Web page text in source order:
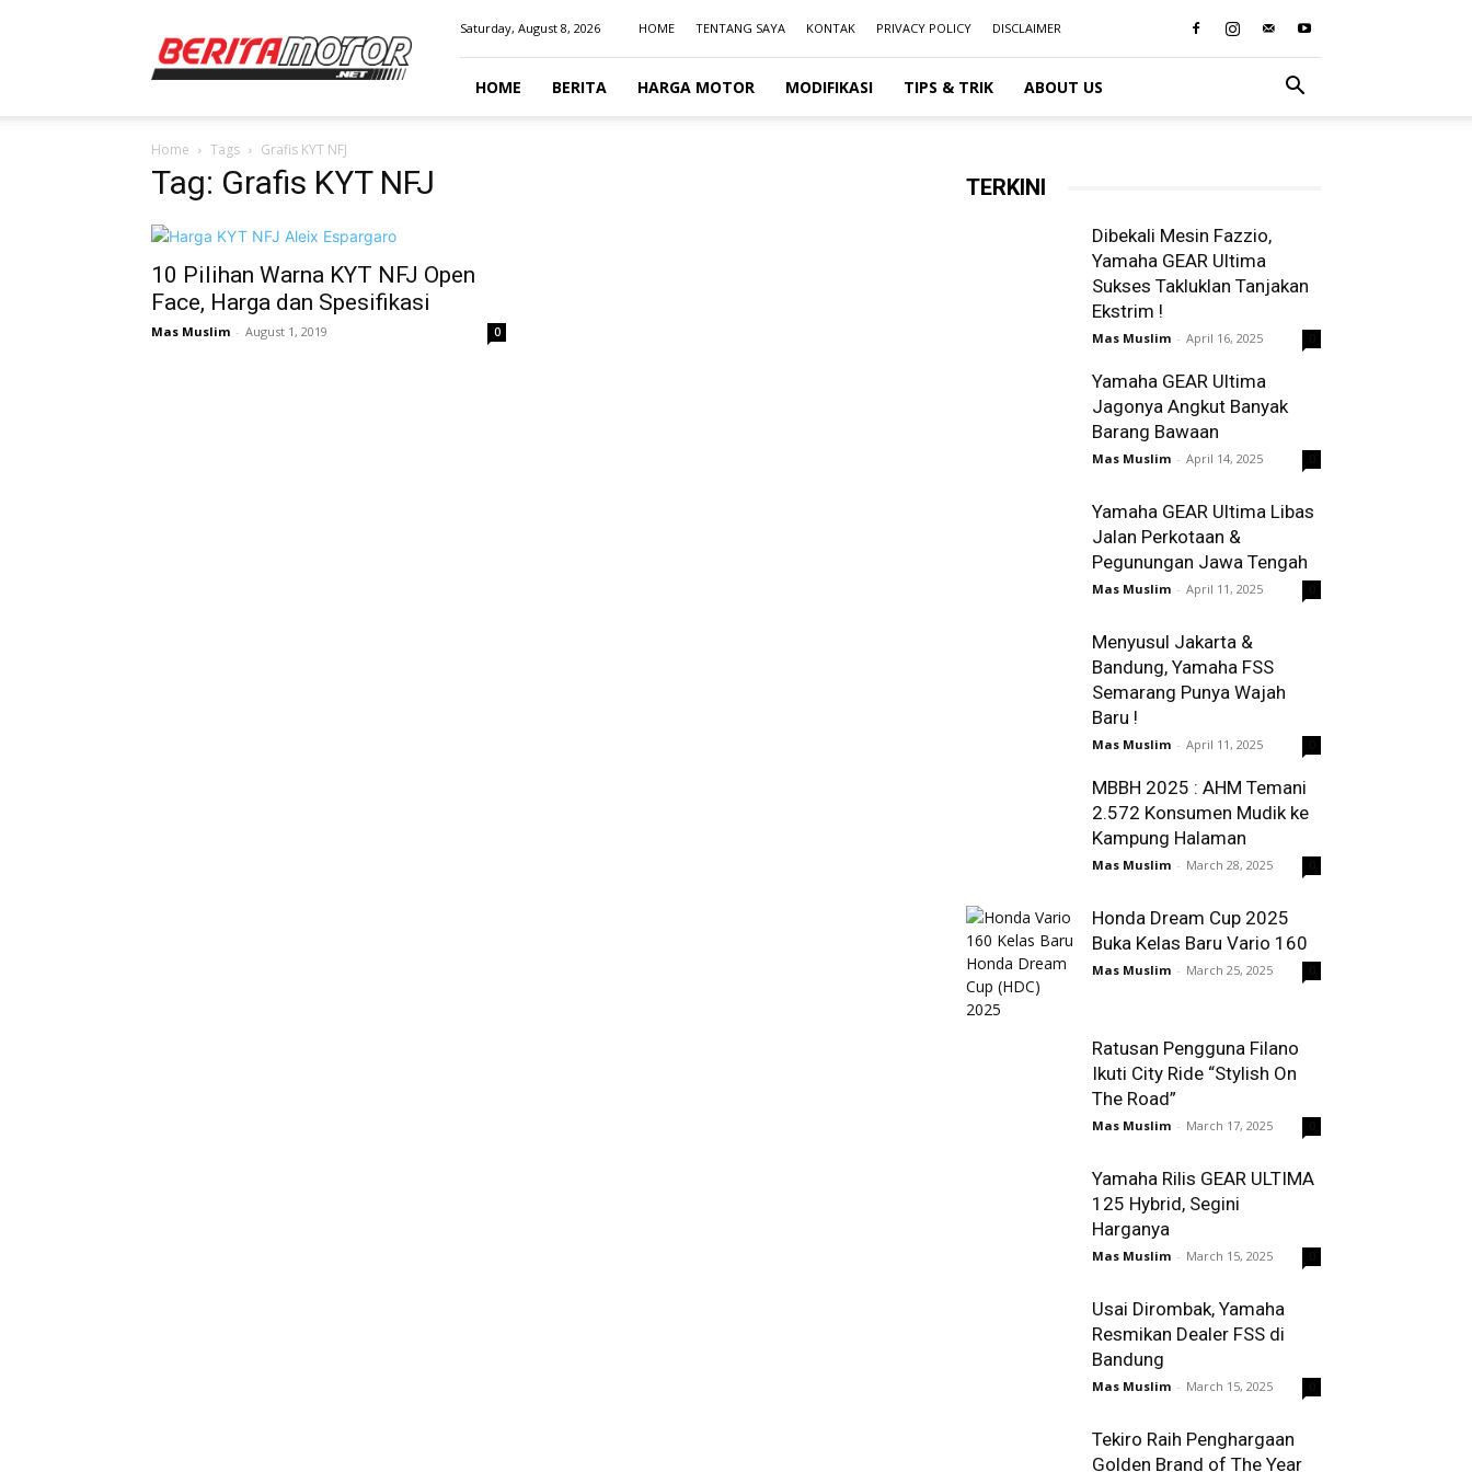
Saturday, August 8, 2026 HOME TENTANG SAYA KONTAK PRIVACY POLICY DISCLAIMER
HOME BERITA HARGA MOTOR MODIFIKASI TIPS & TRIK ABOUT US
Home Tags Grafis KYT NFJ
Tag: Grafis KYT NFJ
10 Pilihan Warna KYT NFJ Open
Face, Harga dan Spesifikasi
Mas Muslim - August 1, 2019 0
TERKINI
Dibekali Mesin Fazzio,
Yamaha GEAR Ultima
Sukses Takluklan Tanjakan
Ekstrim !
Mas Muslim - April 16, 2025
Yamaha GEAR Ultima
Jagonya Angkut Banyak
Barang Bawaan
Mas Muslim - April 14, 2025
Yamaha GEAR Ultima Libas
Jalan Perkotaan &
Pegunungan Jawa Tengah
Mas Muslim - April 11, 2025
Menyusul Jakarta &
Bandung, Yamaha FSS
Semarang Punya Wajah
Baru !
Mas Muslim - April 11, 2025
MBBH 2025 : AHM Temani
2.572 Konsumen Mudik ke
Kampung Halaman
Mas Muslim - March 28, 2025
Honda Dream Cup 2025
Buka Kelas Baru Vario 160
Mas Muslim - March 25, 2025
Ratusan Pengguna Filano
Ikuti City Ride “Stylish On
The Road”
Mas Muslim - March 17, 2025
Yamaha Rilis GEAR ULTIMA
125 Hybrid, Segini
Harganya
Mas Muslim - March 15, 2025
Usai Dirombak, Yamaha
Resmikan Dealer FSS di
Bandung
Mas Muslim - March 15, 2025
Tekiro Raih Penghargaan
Golden Brand of The Year